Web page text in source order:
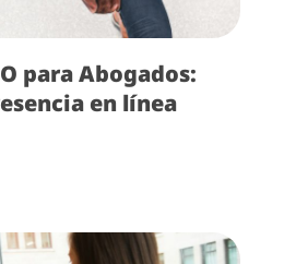
para Abogados:
en línea